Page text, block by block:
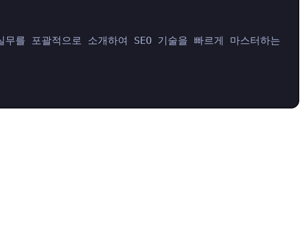
를 포괄적으로 소개하여 SEO 기술을 빠르게 마스터하는